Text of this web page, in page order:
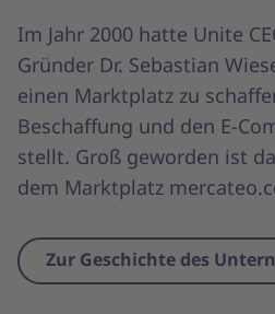
Im Jahr 2000 hatte Unite
Gründer Dr. Sebastian
einen Marktplatz zu
Beschaffung und den E-
stellt. Groß geworden ist
dem Marktplatz
Zur Geschichte des